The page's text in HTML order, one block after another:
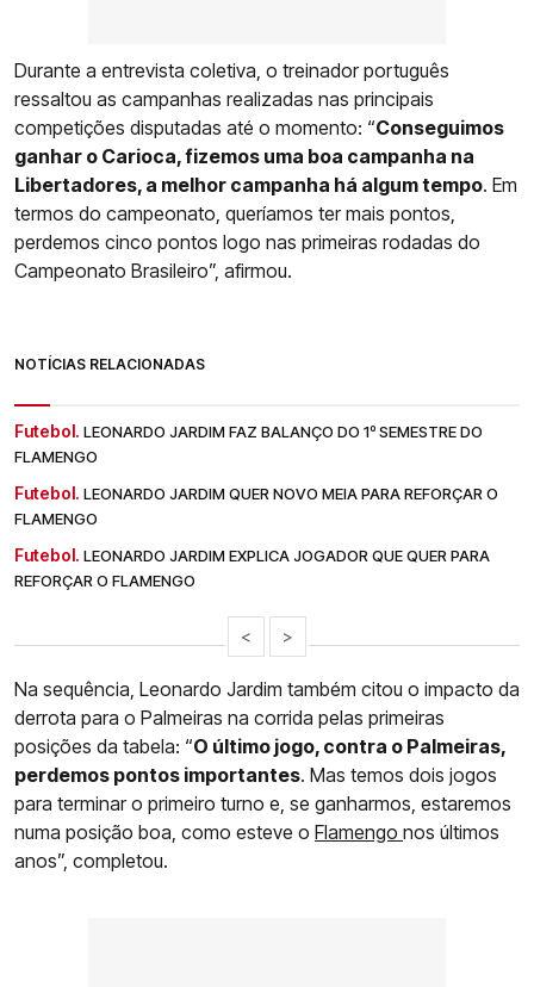
Durante a entrevista coletiva, o treinador português
ressaltou as campanhas realizadas nas principais
competições disputadas até o momento: “Conseguimos
ganhar o Carioca, fizemos uma boa campanha na
Libertadores, a melhor campanha há algum tempo. Em
termos do campeonato, queríamos ter mais pontos,
perdemos cinco pontos logo nas primeiras rodadas do
Campeonato Brasileiro”, afirmou.
NOTÍCIAS RELACIONADAS
Futebol. LEONARDO JARDIM FAZ BALANÇO DO 1º SEMESTRE DO
FLAMENGO
Futebol. LEONARDO JARDIM QUER NOVO MEIA PARA REFORÇAR O
FLAMENGO
Futebol. LEONARDO JARDIM EXPLICA JOGADOR QUE QUER PARA
REFORÇAR O FLAMENGO
< >
Na sequência, Leonardo Jardim também citou o impacto da
derrota para o Palmeiras na corrida pelas primeiras
posições da tabela: “O último jogo, contra o Palmeiras,
perdemos pontos importantes. Mas temos dois jogos
para terminar o primeiro turno e, se ganharmos, estaremos
numa posição boa, como esteve o Flamengo nos últimos
anos”, completou.